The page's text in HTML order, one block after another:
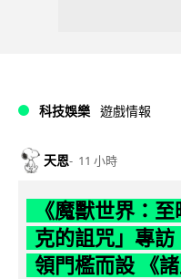
科技娛樂 遊戲情報
天恩 11 小時
《魔獸世界：
克的詛咒」專
領門檻而設 《